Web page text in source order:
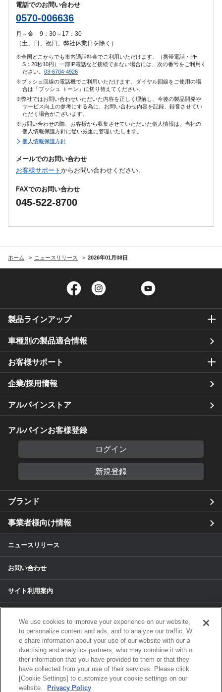
電話でのお問い合わせ
0570-006636
月～金 9：30～17：30
（土、日、祝日、弊社休業日を除く）
※全国どこからでも市内通話料金でご利用いただけます。（携帯電話・PH
S：20秒10円）一部IP電話など接続できない場合には、次の番号をご利用く
ださい。 03-6704-4926
※プッシュ回線の電話機でご利用いただけます、ダイヤル回線をご使用の場
合は「プッシュ トーン」に切り替えてください。
※弊社ではお問い合わせいただいた内容を正しく理解し、今後の製品開発や
サービス向上の参考にする為に、お問い合わせ内容を記録、録音させてい
ただく場合がございます。
※お問い合わせの際、お客様から収集させていただいた個人情報は、当社の
個人情報保護方針に従い厳重に管理いたします。
個人情報保護方針
メールでのお問い合わせ
お客様サポート からお問い合わせください。
FAXでのお問い合わせ
045-522-8700
ホーム ニュースリリース 2026年01月08日
Facebook Twitter
製品ラインアップ
車種別の製品適合情報
お客様サポート
企業/採用情報
アルパインストア
アルパインお客様登録
ログイン
新規登録
ブランド
事業者様向け情報
ニュースリリース
お問い合わせ
サイト利用案内
個人情報のお取扱いについて
各種サービスの個人情報保護方針
サイトマップ
We use cookies to improve your experience on our website,
to personalize content and ads, and to analyze our traffic. W
e share information about your use of our website with our a
dvertising and analytics partners, who may combine it with o
ther information that you have provided to them or that they
have collected from your use of their services. Please click
[Cookie Settings] to customize your cookie settings on our
website.
Privacy Policy